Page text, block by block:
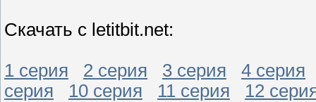
Скачать с letitbit.net:
1 серия 2 серия 3 серия
4 серия
серия
10 серия 11 серия 12